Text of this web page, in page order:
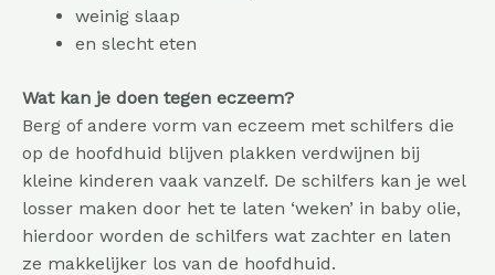
weinig slaap
en slecht eten
Wat kan je doen tegen eczeem?
Berg of andere vorm van eczeem met schilfers die
op de hoofdhuid blijven plakken verdwijnen bij
kleine kinderen vaak vanzelf. De schilfers kan je wel
losser maken door het te laten ‘weken’ in baby olie,
hierdoor worden de schilfers wat zachter en laten
ze makkelijker los van de hoofdhuid.